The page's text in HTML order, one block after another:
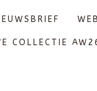
COLLECTIE